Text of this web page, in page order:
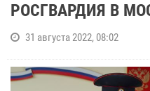
РОСГВАРДИЯ В
31 августа 2022, 08:02